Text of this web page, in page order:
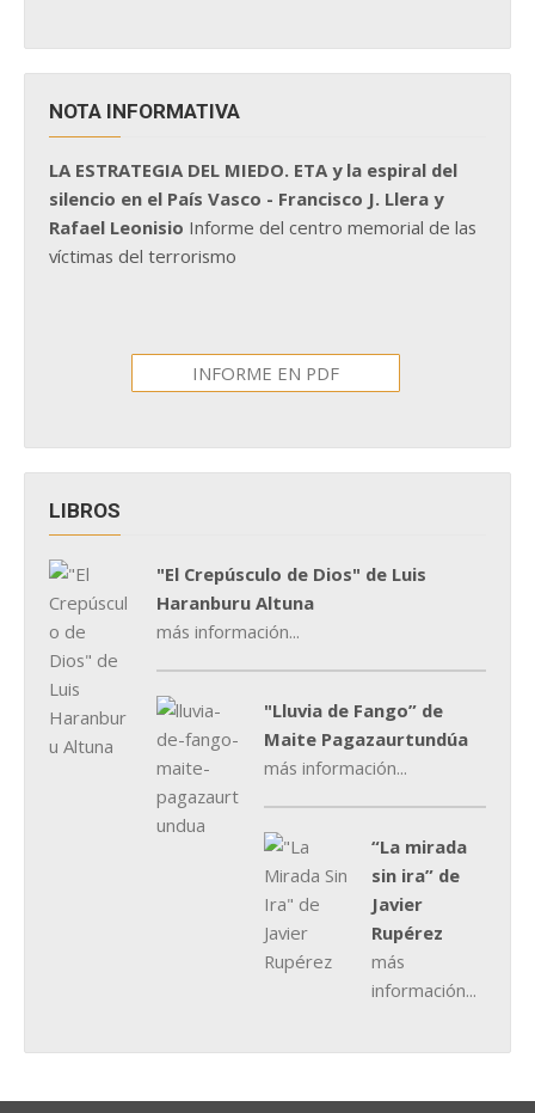
NOTA INFORMATIVA
LA ESTRATEGIA DEL MIEDO. ETA y la espiral del
silencio en el País Vasco - Francisco J. Llera y
Rafael Leonisio Informe del centro memorial de las
víctimas del terrorismo
INFORME EN PDF
LIBROS
"El Crepúsculo de Dios" de Luis
Haranburu Altuna
más información...
"Lluvia de Fango” de
Maite Pagazaurtundúa
más información...
“La mirada
sin ira” de
Javier
Rupérez
más
información...